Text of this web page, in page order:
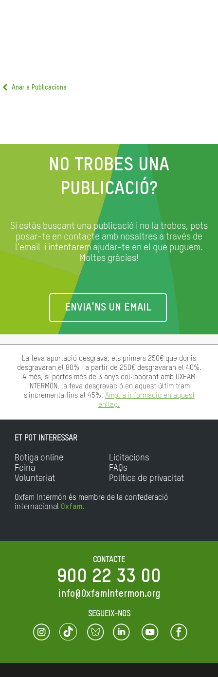
Anar a Publicacions
NO TROBES UNA
PUBLICACIÓ?
Si estàs buscant una publicació i no la trobes, pots
posar-te en contacte amb nosaltres a través de
l'email i intentarem ajudar-te en el que puguem.
Moltes gràcies!
ENVIA'NS UN EMAIL
La teva aportació desgrava: els primers 250€ que donis
desgravaran el 80% i a partir de 250€ desgravaran el 40%.
A més, si portes més de 3 anys col·laborant amb OXFAM
INTERMÓN, la teva desgravació en aquest últim tram
s'incrementa fins al 45%. Amplia informació en aquest
enllaç.
ET POT INTERESSAR
Botiga online
Feina
Voluntariat
Licitacions
FAQs
Política de privacitat
Oxfam Intermón és membre de la confederació
internacional Oxfam.
CONTACTE
900 22 33 00
info@OxfamIntermon.org
SEGUEIX-NOS